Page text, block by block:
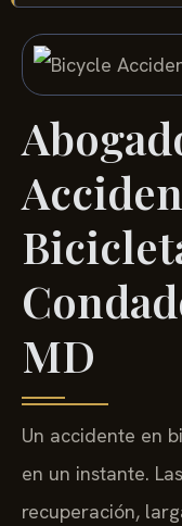
MD
Un accidente en
en un instante.
recuperación,